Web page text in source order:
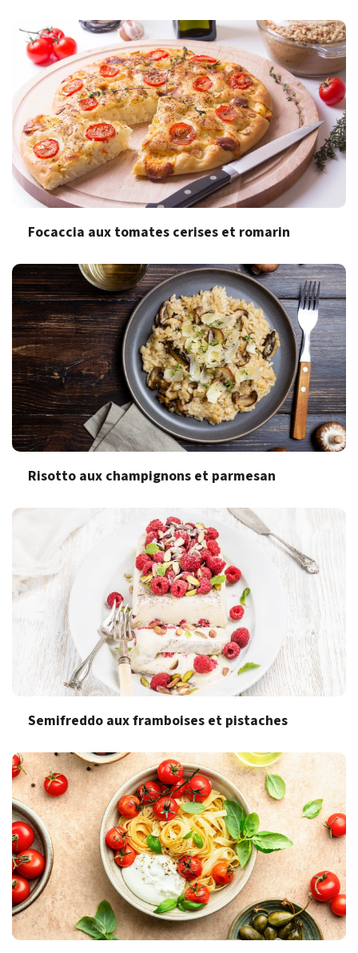
Focaccia aux tomates cerises et romarin
Risotto aux champignons et parmesan
Semifreddo aux framboises et pistaches